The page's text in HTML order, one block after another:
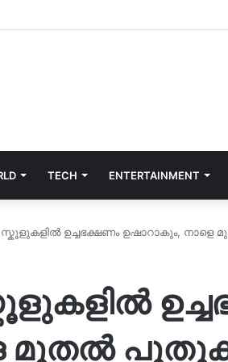
TECH ENTERTAINMENT
ഉച്ചഭക്ഷണം ഉഷാറാകും,
മുതൽ